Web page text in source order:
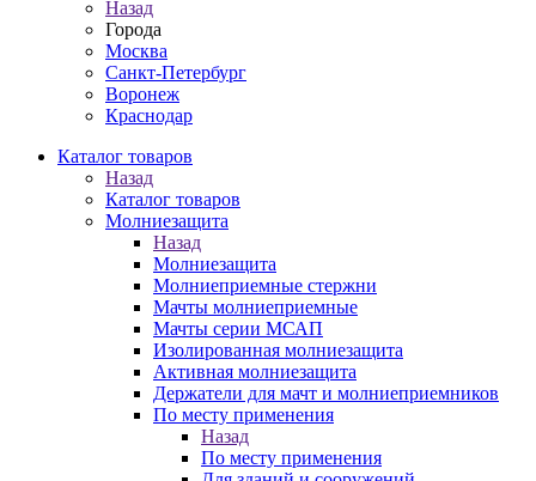
Назад
Города
Москва
Санкт-Петербург
Воронеж
Краснодар
Каталог товаров
Назад
Каталог товаров
Молниезащита
Назад
Молниезащита
Молниеприемные стержни
Мачты молниеприемные
Мачты серии МСАП
Изолированная молниезащита
Активная молниезащита
Держатели для мачт и молниеприемников
По месту применения
Назад
По месту применения